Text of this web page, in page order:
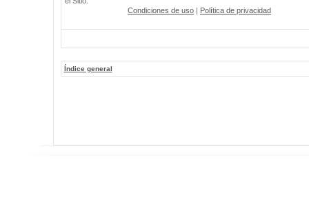
Condiciones de uso | Política de privacidad
Índice general